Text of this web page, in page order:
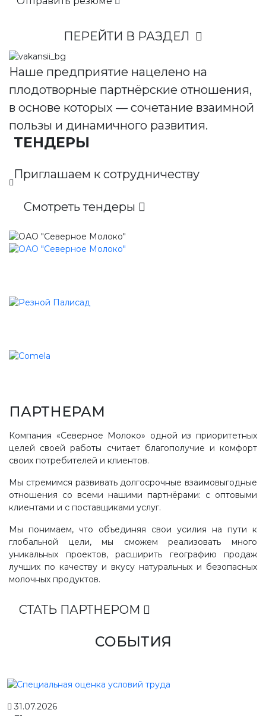
ПЕРЕЙТИ В РАЗДЕЛ
Наше предприятие нацелено на
плодотворные партнёрские отношения,
в основе которых — сочетание взаимной
пользы и динамичного развития.
ТЕНДЕРЫ
Приглашаем к сотрудничеству
Смотреть тендеры
ПАРТНЕРАМ
Компания «Северное Молоко» одной из приоритетных
целей своей работы считает благополучие и комфорт
своих потребителей и клиентов.
Мы стремимся развивать долгосрочные взаимовыгодные
отношения со всеми нашими партнёрами: с оптовыми
клиентами и с поставщиками услуг.
Мы понимаем, что объединяя свои усилия на пути к
глобальной цели, мы сможем реализовать много
уникальных проектов, расширить географию продаж
лучших по качеству и вкусу натуральных и безопасных
молочных продуктов.
СТАТЬ ПАРТНЕРОМ
СОБЫТИЯ
31.07.2026